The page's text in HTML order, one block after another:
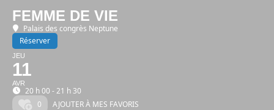
FEMME DE VIE
Palais des congrès Neptune
Réserver
JEU
11
AVR
20 h 00 - 21 h 30
0
AJOUTER À MES FAVORIS